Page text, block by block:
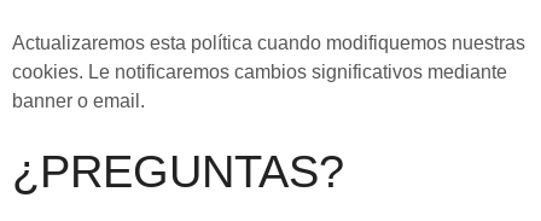
Actualizaremos esta política cuando modifiquemos nuestras
cookies. Le notificaremos cambios significativos mediante
banner o email.
¿PREGUNTAS?